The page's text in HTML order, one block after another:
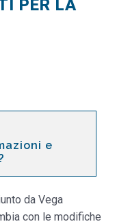
PER LA
e
da Vega
con le modifiche